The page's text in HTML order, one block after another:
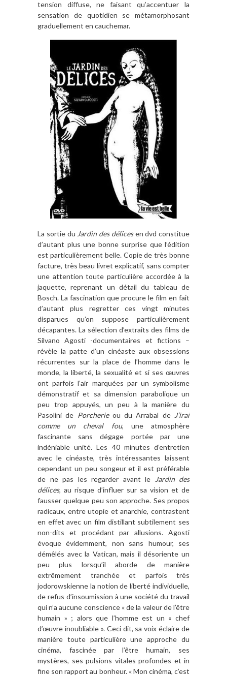
tension diffuse, ne faisant qu’accentuer la
sensation de quotidien se métamorphosant
graduellement en cauchemar.
La sortie du Jardin des délicesen dvd constitue
d’autant plus une bonne surprise que l’édition
est particulièrement belle. Copie de très bonne
facture, très beau livret explicatif, sans compter
une attention toute particulière accordée à la
jaquette, reprenant un détail du tableau de
Bosch. La fascination que procure le film en fait
d’autant plus regretter ces vingt minutes
disparues qu’on suppose particulièrement
décapantes. La sélection d’extraits des films de
Silvano Agosti -documentaires et fictions –
révèle la patte d’un cinéaste aux obsessions
récurrentes sur la place de l’homme dans le
monde, la liberté, la sexualité et si ses œuvres
ont parfois l’air marquées par un symbolisme
démonstratif et sa dimension parabolique un
peu trop appuyés, un peu à la manière du
Pasolini de Porcherieou du Arrabal de J’irai
comme un cheval fou, une atmosphère
fascinante sans dégage portée par une
indéniable unité. Les 40 minutes d’entretien
avec le cinéaste, très intéressantes laissent
cependant un peu songeur et il est préférable
de ne pas les regarder avant le
Jardin des
délices, au risque d’influer sur sa vision et de
fausser quelque peu son approche. Ses propos
radicaux, entre utopie et anarchie, contrastent
en effet avec un film distillant subtilement ses
non-dits et procédant par allusions. Agosti
évoque évidemment, non sans humour, ses
démêlés avec la Vatican, mais il désoriente un
peu plus lorsqu’il aborde de manière
extrêmement tranchée et parfois très
jodorowskienne la notion de liberté individuelle,
de refus d’insoumission à une société du travail
qui n’a aucune conscience « de la valeur de l’être
humain » ; alors que l’homme est un « chef
d’œuvre inoubliable ». Ceci dit, sa voix éclaire de
manière toute particulière une approche du
cinéma, fascinée par l’être humain, ses
mystères, ses pulsions vitales profondes et in
fine son rapport au bonheur. « Mon cinéma, c’est